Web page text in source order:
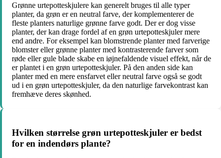
Grønne urtepotteskjulere kan generelt bruges til alle typer
planter, da grøn er en neutral farve, der komplementerer de
fleste planters naturlige grønne farve godt. Der er dog visse
planter, der kan drage fordel af en grøn urtepotteskjuler mere
end andre. For eksempel kan blomstrende planter med farverige
blomster eller grønne planter med kontrasterende farver som
røde eller gule blade skabe en iøjnefaldende visuel effekt, når de
er plantet i en grøn urtepotteskjuler. På den anden side kan
planter med en mere ensfarvet eller neutral farve også se godt
ud i en grøn urtepotteskjuler, da den naturlige farvekontrast kan
fremhæve deres skønhed.
Hvilken størrelse grøn urtepotteskjuler er bedst
for en indendørs plante?